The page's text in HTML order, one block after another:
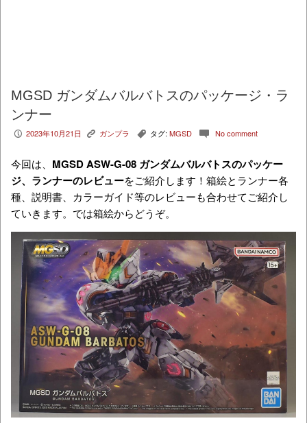
MGSD ガンダムバルバトスのパッケージ・ラ
ンナー
P 2023年10月21日 K ガンプラ , タグ: MGSD c No comment
今回は、 MGSD ASW-G-08 ガンダムバルバトスのパッケー
ジ、ランナーのレビューをご紹介します！箱絵とランナー各
種、説明書、カラーガイド等のレビューも合わせてご紹介し
ていきます。では箱絵からどうぞ。